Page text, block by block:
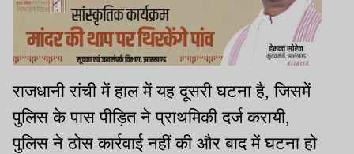
राजधानी रांची में हाल में यह दूसरी घटना है, जिसमें
पुलिस के पास पीड़ित ने प्राथमिकी दर्ज करायी,
पुलिस ने ठोस कार्रवाई नहीं की और बाद में घटना हो